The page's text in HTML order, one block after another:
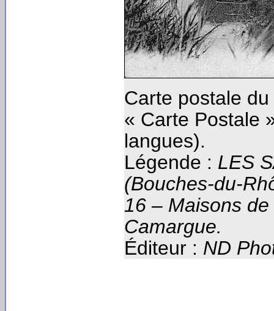
Carte postale
« Carte Postale
langues).
Légende : LES
(Bouches-du-
16 – Maisons
Camargue.
Éditeur : ND